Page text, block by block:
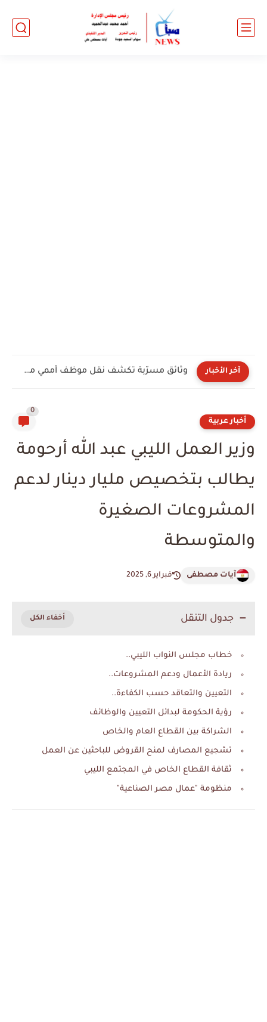
آخر الأخبار اضطرابات "هرمز" تقفز بحركة الشحن عبر مصر أكثر من 14%...
أخبار عربية
0
وزير العمل الليبي عبد الله أرحومة
يطالب بتخصيص مليار دينار لدعم
المشروعات الصغيرة
والمتوسطة
آيات مصطفى فبراير 6, 2025
جدول التنقل
خطاب مجلس النواب الليبي..
ريادة الأعمال ودعم المشروعات..
التعيين والتعاقد حسب الكفاءة..
رؤية الحكومة لبدائل التعيين والوظائف
الشراكة بين القطاع العام والخاص
تشجيع المصارف لمنح القروض للباحثين عن العمل
ثقافة القطاع الخاص في المجتمع الليبي
منظومة "عمال مصر الصناعية"